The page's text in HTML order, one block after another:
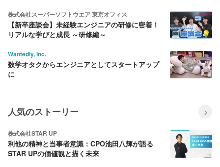
株式会社スーパーソフトウエア 東京オフィス
【新卒座談会】未経験エンジニアの研修に密着！
リアルな学びと成長 ～研修編～
Wantedly, Inc.
数学オタクからエンジニアとしてスタートアップ
に
人気のストーリー
株式会社STAR UP
利他の精神と当事者意識：CPO池田八輝が語る
STAR UPの価値観と描く未来